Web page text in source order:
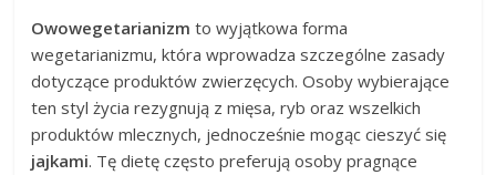
Owowegetarianizm to wyjątkowa forma
wegetarianizmu, która wprowadza szczególne zasady
dotyczące produktów zwierzęcych. Osoby wybierające
ten styl życia rezygnują z mięsa, ryb oraz wszelkich
produktów mlecznych, jednocześnie mogąc cieszyć się
jajkami. Tę dietę często preferują osoby pragnące